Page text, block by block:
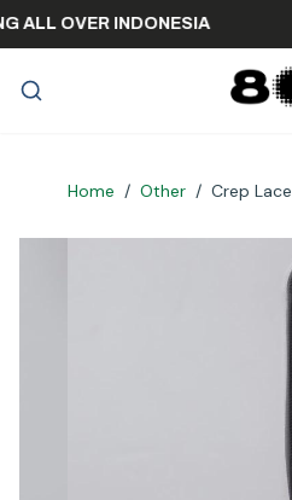
ALL OVER INDONESIA
Home / Other / Crep